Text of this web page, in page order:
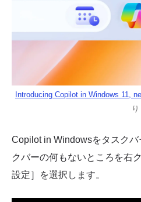
Introducing Copilot in Windows 11,
り
Copilot in Windowsをタスク
クバーの何もないところを右
設定］を選択します。